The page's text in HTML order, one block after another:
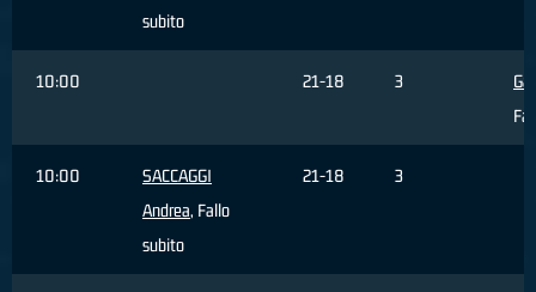
subito
10:00 21-18 3
10:00
SACCAGGI
Andrea, Fallo
subito
21-18 3